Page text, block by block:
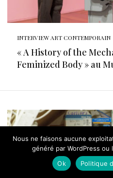
INTERVIEW ART CONTEMPORAIN
« A History of the
Feminized Body » au
Nous ne faisons aucune
généré par WordPress
Ok
Politique